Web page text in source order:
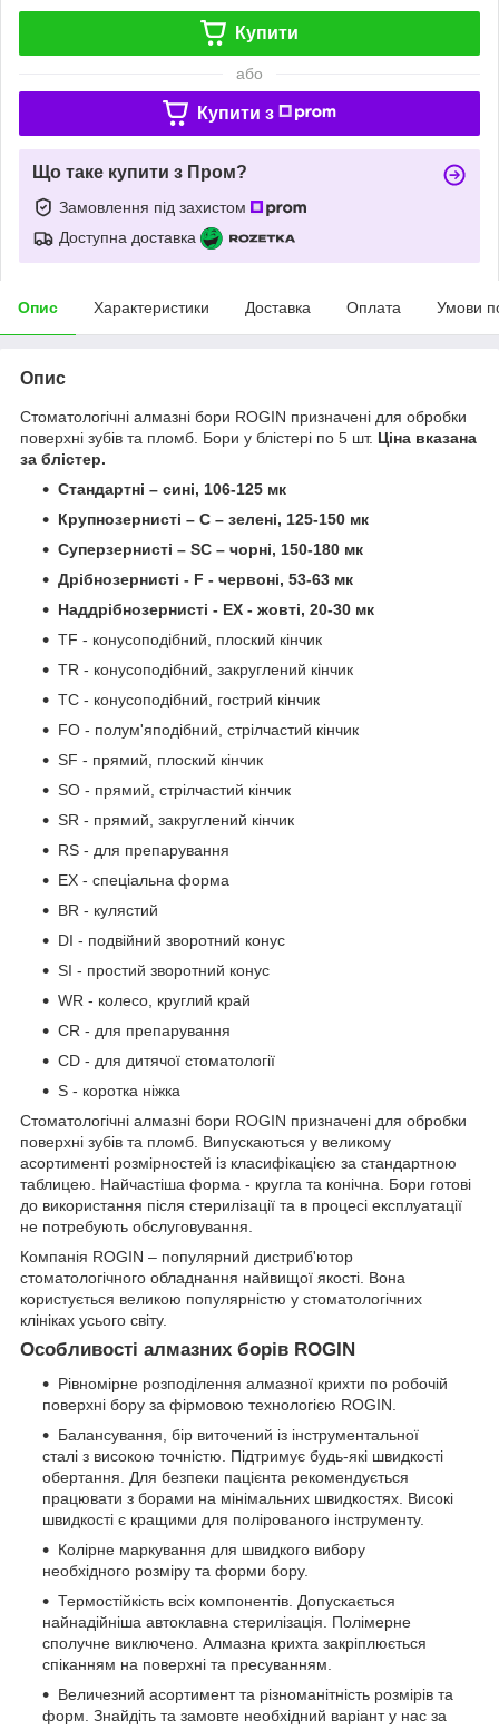
Купити
або
Купити з
Що таке купити з Пром?
Замовлення під захистом
Доступна доставка
Опис Характеристики Доставка Оплата Умови
Опис
Стоматологічні алмазні бори ROGIN призначені для обробки
поверхні зубів та пломб. Бори у блістері по 5 шт. Ціна вказана
за блістер.
Стандартні – сині, 106-125 мк
Крупнозернисті – C – зелені, 125-150 мк
Суперзернисті – SC – чорні, 150-180 мк
Дрібнозернисті - F - червоні, 53-63 мк
Наддрібнозернисті - EX - жовті, 20-30 мк
TF - конусоподібний, плоский кінчик
TR - конусоподібний, закруглений кінчик
TC - конусоподібний, гострий кінчик
FO - полум'яподібний, стрілчастий кінчик
SF - прямий, плоский кінчик
SO - прямий, стрілчастий кінчик
SR - прямий, закруглений кінчик
RS - для препарування
EX - спеціальна форма
BR - кулястий
DI - подвійний зворотний конус
SI - простий зворотний конус
WR - колесо, круглий край
CR - для препарування
CD - для дитячої стоматології
S - коротка ніжка
Стоматологічні алмазні бори ROGIN призначені для обробки
поверхні зубів та пломб. Випускаються у великому
асортименті розмірностей із класифікацією за стандартною
таблицею. Найчастіша форма - кругла та конічна. Бори готові
до використання після стерилізації та в процесі експлуатації
не потребують обслуговування.
Компанія ROGIN – популярний дистриб'ютор
стоматологічного обладнання найвищої якості. Вона
користується великою популярністю у стоматологічних
клініках усього світу.
Особливості алмазних борів ROGIN
Рівномірне розподілення алмазної крихти по робочій
поверхні бору за фірмовою технологією ROGIN.
Балансування, бір виточений із інструментальної
сталі з високою точністю. Підтримує будь-які швидкості
обертання. Для безпеки пацієнта рекомендується
працювати з борами на мінімальних швидкостях. Високі
швидкості є кращими для полірованого інструменту.
Колірне маркування для швидкого вибору
необхідного розміру та форми бору.
Термостійкість всіх компонентів. Допускається
найнадійніша автоклавна стерилізація. Полімерне
сполучне виключено. Алмазна крихта закріплюється
спіканням на поверхні та пресуванням.
Величезний асортимент та різноманітність розмірів та
форм. Знайдіть та замовте необхідний варіант у нас за